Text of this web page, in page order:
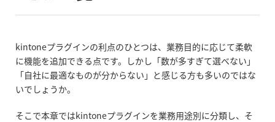
kintoneプラグインの利点のひとつは、業務目的に応じて柔軟
に機能を追加できる点です。しかし「数が多すぎて選べない」
「自社に最適なものが分からない」と感じる方も多いのではな
いでしょうか。
そこで本章ではkintoneプラグインを業務用途別に分類し、そ